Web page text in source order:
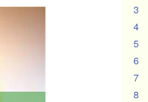
3
4
5
6
7
8